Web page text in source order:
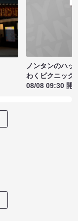
ノンタンのハッ
わくピクニック
08/08 09:30 開